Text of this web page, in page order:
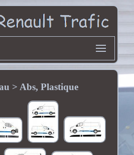
> Abs, Plastique